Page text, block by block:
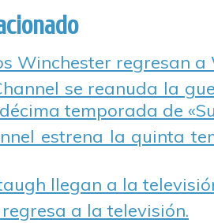
Winchester regresan a
se reanuda la
temporada de
estrena la quinta
llegan a la
regresa a la televisión.